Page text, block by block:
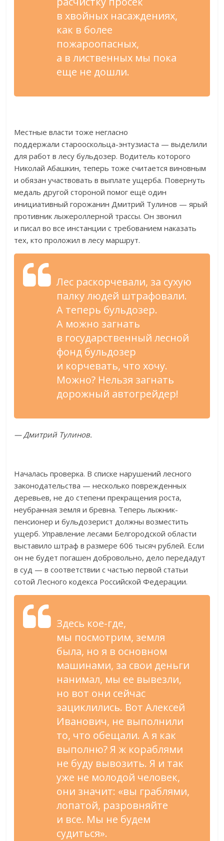
в хвойных насаждениях,
как в более
пожароопасных,
а в лиственных мы пока
еще не дошли.
Местные власти тоже негласно
поддержалистарооскольца-энтузиаста — выделили
для работ в лесу бульдозер. Водитель которого
Николай Абашкин, теперь тоже считается виновным
и обязан участвовать в выплате ущерба. Повернуть
медаль другой стороной помог ещё один
инициативный горожанин Дмитрий Тулинов — ярый
противник лыжероллерной трассы. Он звонил
и писал во все инстанции с требованием наказать
тех, кто проложил в лесу маршрут.
Лес раскорчевали, за сухую
палку людей штрафовали.
А теперь бульдозер.
А можно загнать
в государственный лесной
фонд бульдозер
и корчевать, что хочу.
Можно? Нельзя загнать
дорожный автогрейдер!
— Дмитрий Тулинов.
Началась проверка. В списке нарушений лесного
законодательства — несколько поврежденных
деревьев, не до степени прекращения роста,
неубранная земля и бревна. Теперьлыжник-
пенсионер и бульдозерист должны возместить
ущерб. Управление лесами Белгородской области
выставило штраф в размере 606 тысяч рублей. Если
он не будет погашен добровольно, дело передадут
в суд — в соответствии с частью первой статьи
сотой Лесного кодекса Российской Федерации.
Здесь кое-где,
мы посмотрим, земля
была, но я в основном
машинами, за свои деньги
нанимал, мы ее вывезли,
но вот они сейчас
зациклились. Вот Алексей
Иванович, не выполнили
то, что обещали. А я как
выполню? Я ж кораблями
не буду вывозить. Я и так
уже не молодой человек,
они значит: «вы граблями,
лопатой, разровняйте
и все. Мы не будем
судиться».